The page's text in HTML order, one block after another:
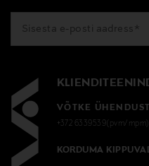
VÕTKE ÜHENDUST
+372 6339539(pvm/mpm)
KORDUMA